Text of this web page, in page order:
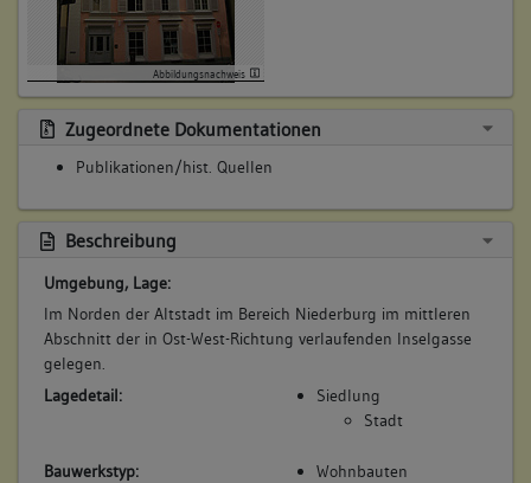
Abbildungsnachweis
Zugeordnete Dokumentationen
Publikationen/hist. Quellen
Beschreibung
Umgebung, Lage:
Im Norden der Altstadt im Bereich Niederburg im mittleren
Abschnitt der in Ost-West-Richtung verlaufenden Inselgasse
gelegen.
Lagedetail:
Siedlung
Stadt
Bauwerkstyp:
Wohnbauten